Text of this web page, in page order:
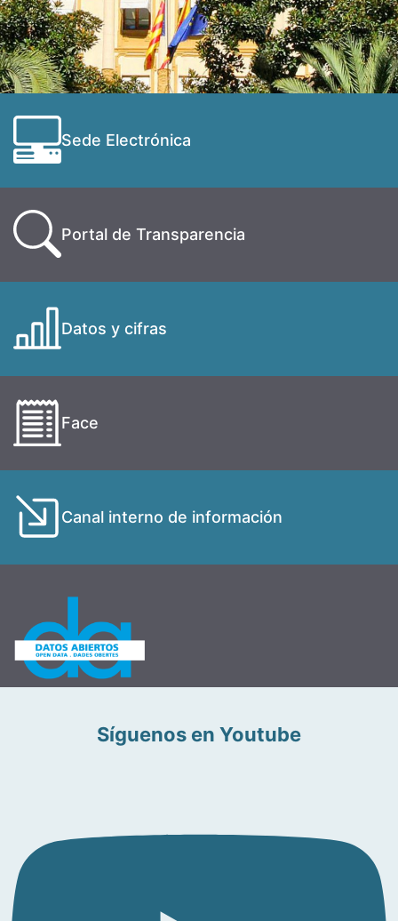
Sede Electrónica
Portal de Transparencia
Datos y cifras
Face
Canal interno de información
Síguenos en Youtube